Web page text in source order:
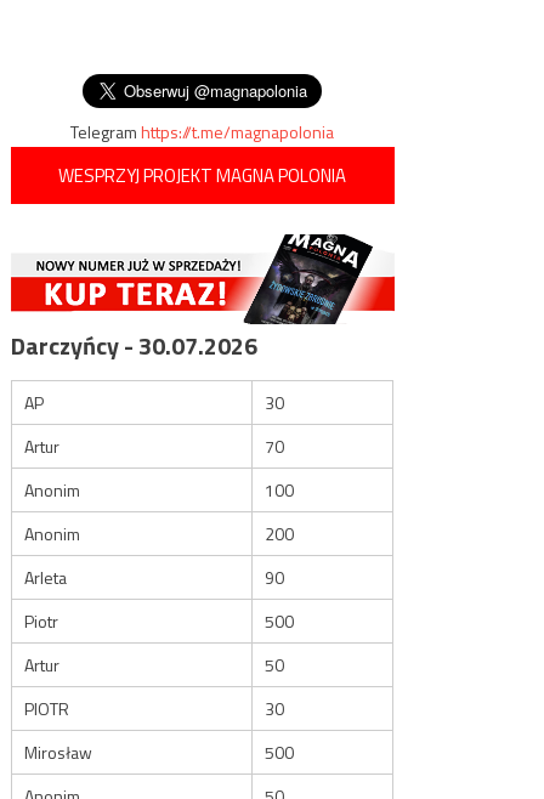
Telegramhttps://t.me/magnapolonia
WESPRZYJ PROJEKT MAGNA POLONIA
Darczyńcy - 30.07.2026
AP
30
Artur
70
Anonim
100
Anonim
200
Arleta
90
Piotr
500
Artur
50
PIOTR
30
Mirosław
500